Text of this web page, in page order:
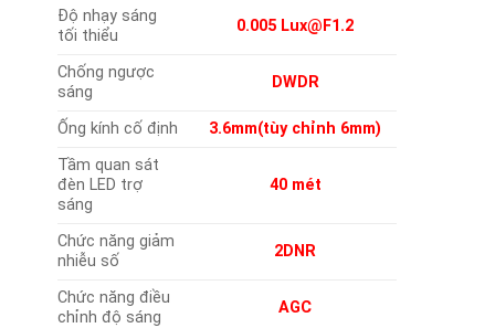
Độ nhạy sáng
tối thiểu
0.005 Lux@F1.2
Chống ngược
sáng
DWDR
Ống kính cố định
3.6mm(tùy chỉnh 6mm)
Tầm quan sát
đèn LED trợ
sáng
40 mét
Chức năng giảm
nhiễu số
2DNR
Chức năng điều
chỉnh độ sáng
AGC